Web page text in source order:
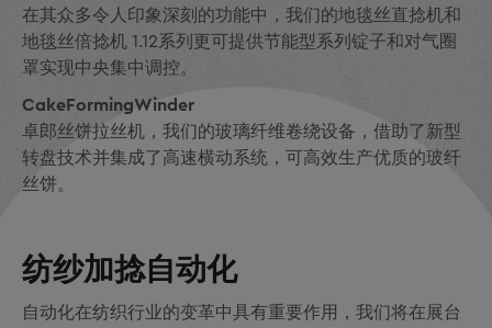
在其众多令人印象深刻的功能中，我们的地毯丝直捻机和
地毯丝倍捻机 1.12系列更可提供节能型系列锭子和对气圈
罩实现中央集中调控。
CakeFormingWinder
卓郎丝饼拉丝机，我们的玻璃纤维卷绕设备，借助了新型
转盘技术并集成了高速横动系统，可高效生产优质的玻纤
丝饼。
纺纱加捻自动化
自动化在纺织行业的变革中具有重要作用，我们将在展台